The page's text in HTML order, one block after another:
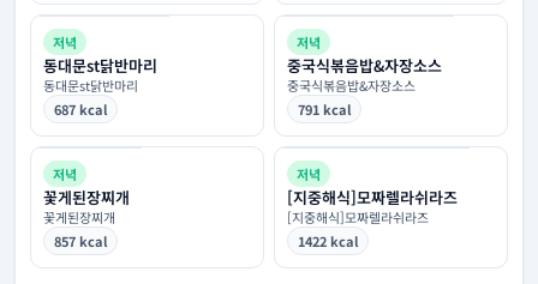
저녁
동대문st닭반마리
동대문st닭반마리
687 kcal
저녁
중국식볶음밥&자장소스
중국식볶음밥&자장소스
791 kcal
저녁
꽃게된장찌개
꽃게된장찌개
857 kcal
저녁
[지중해식]모짜렐라쉬라즈
[지중해식]모짜렐라쉬라즈
1422 kcal